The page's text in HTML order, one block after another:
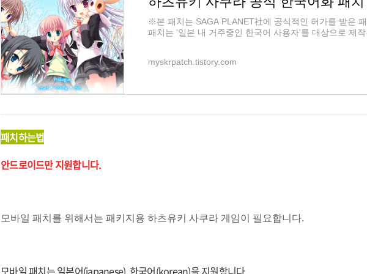
※본 패치는 SAGA PLANET社에 공식적인 허가를 받은
패치는 '일본 내 거주중인 한국어 사용자'를 대상으로 제작
myskrpatch.tistory.com
패치하는법
안드로이드만 지원합니다.
모바일 패치를 위해서는 패키지용 하츠유키 사쿠라 게임이 필요합니다.
모바일 패치는 일본어(japanese), 한국어(korean)을 지원합니다.